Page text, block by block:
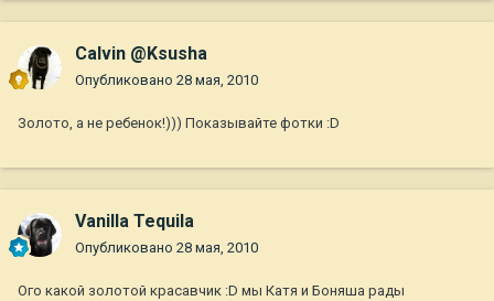
Calvin @Ksusha
Опубликовано 28 мая, 2010
Золото, а не ребенок!))) Показывайте фотки :D
Vanilla Tequila
Опубликовано 28 мая, 2010
Ого какой золотой красавчик :D мы Катя и Боняша рады